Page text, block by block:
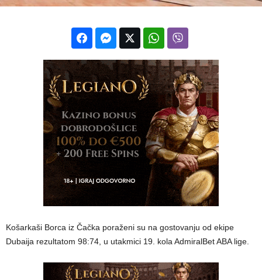
Košarkaši Borca iz Čačka poraženi su na gostovanju od ekipe
Dubaija rezultatom 98:74, u utakmici 19. kola AdmiralBet ABA lige.